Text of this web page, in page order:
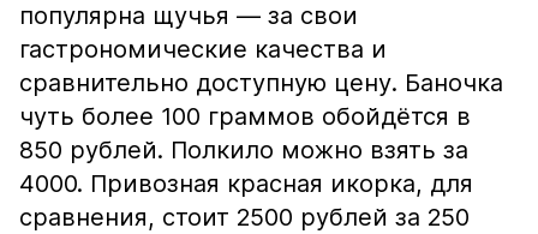
популярна щучья — за свои
гастрономические качества и
сравнительно доступную цену. Баночка
чуть более 100 граммов обойдётся в
850 рублей. Полкило можно взять за
4000. Привозная красная икорка, для
сравнения, стоит 2500 рублей за 250